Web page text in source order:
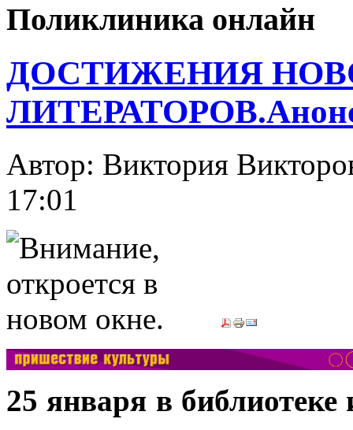
Поликлиника онлайн
ДОСТИЖЕНИЯ
Автор: Виктория
17:01
25 января в